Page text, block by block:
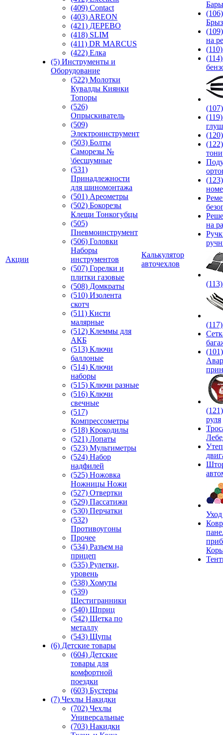
Акции
(409) Contact
(403) AREON
(421) ДЕРЕВО
(418) SLIM
(411) DR MARCUS
(422) Елка
(5) Инструменты и
Оборудование
(522) Молотки
Кувалды Киянки
Топоры
(526)
Опрыскиватель
(509)
Электроинструмент
(503) Болты
Саморезы №
\бесшумные
(531)
Принадлежности
для шиномонтажа
(501) Ареометры
(502) Бокорезы
Клещи Тонкогубцы
(505)
Пневмоинструмент
(506) Головки
Наборы
инструментов
(507) Горелки и
плитки газовые
(508) Домкраты
(510) Изолента
скотч
(511) Кисти
малярные
(512) Клеммы для
АКБ
(513) Ключи
баллоные
(514) Ключи
наборы
(515) Ключи разные
(516) Ключи
свечные
(517)
Компрессометры
(518) Крокодилы
(521) Лопаты
(523) Мультиметры
(524) Набор
надфилей
(525) Ножовка
Ножницы Ножи
(527) Отвертки
(529) Пассатижи
(530) Перчатки
(532)
Противоугоны
Прочее
(534) Разъем на
прицеп
(535) Рулетки,
уровень
(538) Хомуты
(539)
Шестигранники
(540) Шприц
(542) Щетка по
металлу
(543) Щупы
(6) Детские товары
(604) Детские
товары для
комфортной
поездки
(603) Бустеры
(7) Чехлы Накидки
(702) Чехлы
Универсальные
(703) Накидки
Калькулятор
авточехлов
Бары
(106)
на
на
(101)
руля
Уход